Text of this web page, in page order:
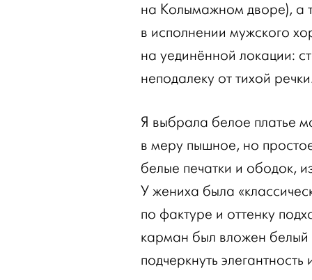
на Колымажном дворе), а
в исполнении мужского
на уединённой локации:
неподалеку от тихой
Я выбрала белое платье
в меру пышное, но
белые печатки и ободок,
У жениха была
по фактуре и оттенку
карман был вложен
подчеркнуть элегантность